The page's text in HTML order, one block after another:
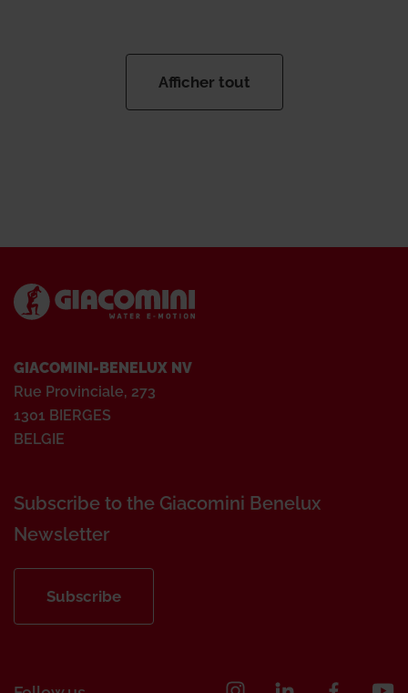
Afficher tout
GIACOMINI-BENELUX NV
Rue Provinciale, 273
1301 BIERGES
BELGIE
Subscribe to the Giacomini Benelux
Newsletter
Subscribe